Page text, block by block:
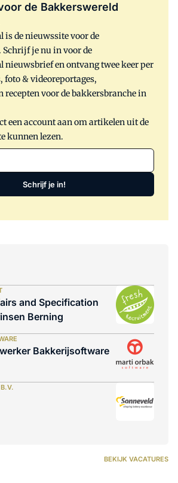
jaar.de Bakkerswereld
is de nieuwssite voor de
je nu in voor de
nieuwsbrief en ontvang twee keer per
foto & videoreportages,
recepten voor de bakkersbranche in
een account aan om artikelen uit de
kunnen lezen.
Schrijf je in!
and Specification
Berning
Bakkerijsoftware
BEKIJK VACATURES